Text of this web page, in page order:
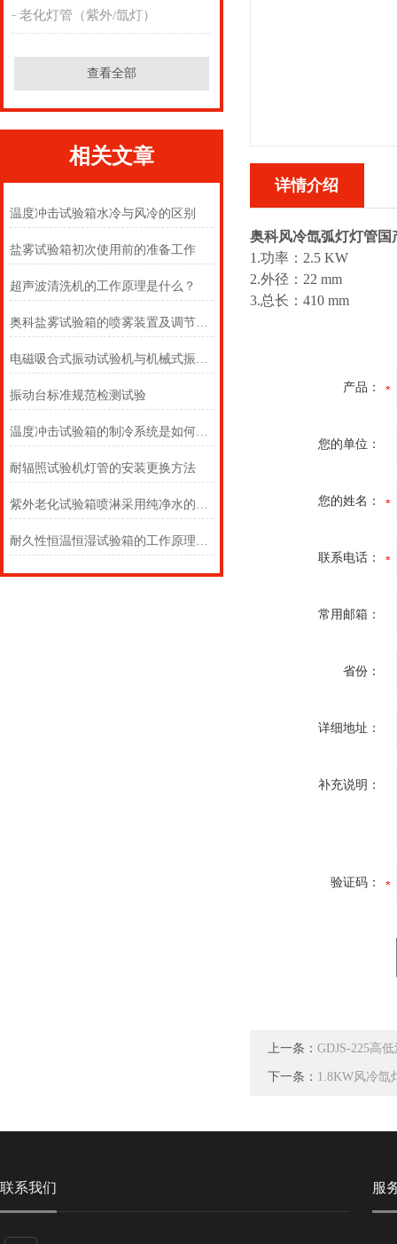
老化灯管（紫外/氙灯）
查看全部
相关文章
温度冲击试验箱水冷与风冷的区别
盐雾试验箱初次使用前的准备工作
超声波清洗机的工作原理是什么？
奥科盐雾试验箱的喷雾装置及调节方法
电磁吸合式振动试验机与机械式振动试验机两者之间的区别是
振动台标准规范检测试验
温度冲击试验箱的制冷系统是如何实现降温的
耐辐照试验机灯管的安装更换方法
紫外老化试验箱喷淋采用纯净水的因素
耐久性恒温恒湿试验箱的工作原理及使用注意事项
详情介绍
奥科风冷氙弧灯灯管国
1.功率：2.5 KW
2.外径：22 mm
3.总长：410 mm
产品：
您的单位：
您的姓名：
联系电话：
常用邮箱：
省份：
详细地址：
补充说明：
验证码：
上一条： GDJS-225高
下一条： 1.8KW风冷氙
联系我们 服